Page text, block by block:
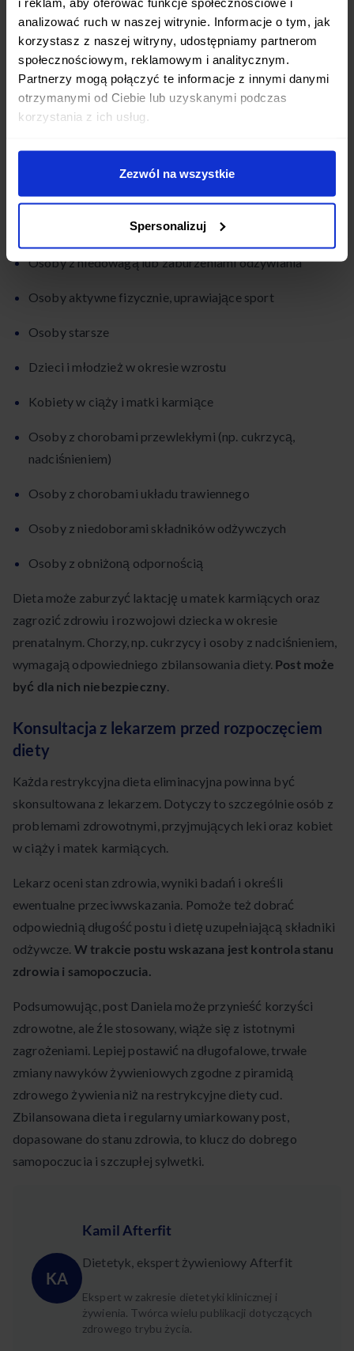
analizować ruch w naszej witrynie. Informacje o tym, jak
korzystasz z naszej witryny, udostępniamy partnerom
społecznościowym, reklamowym i analitycznym.
Partnerzy mogą połączyć te informacje z innymi danymi
otrzymanymi od Ciebie lub uzyskanymi podczas
korzystania z ich usług.
Zezwól na wszystkie
Spersonalizuj
ewentualna suplementacja podczas postu.
Przeciwwskazania do stosowania
Diety Daniela
przeciwwskazania do jego stosowania.
Kto nie powinien stosować Diety Daniela?
Diety opartej na poście Daniela nie powinny stosować:
Osoby z niedowagą lub zaburzeniami odżywiania
Osoby aktywne fizycznie, uprawiające sport
Osoby starsze
Dzieci i młodzież w okresie wzrostu
Kobiety w ciąży i matki karmiące
Osoby z chorobami przewlekłymi (np. cukrzycą,
nadciśnieniem)
Osoby z chorobami układu trawiennego
Osoby z niedoborami składników odżywczych
Osoby z obniżoną odpornością
Dieta może zaburzyć laktację u matek karmiących oraz
zagrozić zdrowiu i rozwojowi dziecka w okresie
prenatalnym. Chorzy, np. cukrzycy i osoby z nadciśnieniem,
wymagają odpowiedniego zbilansowania diety. Post może
być dla nich niebezpieczny.
Konsultacja z lekarzem przed rozpoczęciem
diety
Każda restrykcyjna dieta eliminacyjna powinna być
skonsultowana z lekarzem. Dotyczy to szczególnie osób z
problemami zdrowotnymi, przyjmujących leki oraz kobiet
w ciąży i matek karmiących.
Lekarz oceni stan zdrowia, wyniki badań i określi
ewentualne przeciwwskazania. Pomoże też dobrać
odpowiednią długość postu i dietę uzupełniającą składniki
odżywcze. W trakcie postu wskazana jest kontrola stanu
zdrowia i samopoczucia.
Podsumowując, post Daniela może przynieść korzyści
zdrowotne, ale źle stosowany, wiąże się z istotnymi
zagrożeniami. Lepiej postawić na długofalowe, trwałe
zmiany nawyków żywieniowych zgodne z piramidą
zdrowego żywienia niż na restrykcyjne diety cud.
Zbilansowana dieta i regularny umiar­kowany post,
dopasowane do stanu zdrowia, to klucz do dobrego
samopoczucia i szczupłej sylwetki.
KA
Kamil Afterfit
Dietetyk, ekspert żywieniowy Afterfit
Ekspert w zakresie dietetyki klinicznej i
żywienia. Twórca wielu publikacji dotyczących
zdrowego trybu życia.